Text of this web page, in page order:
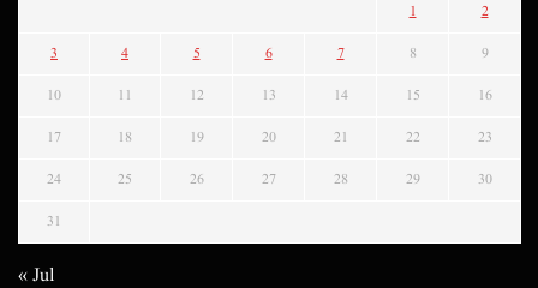
1 2
3 4 5 6 7 8 9
10 11 12 13 14 15 16
17 18 19 20 21 22 23
24 25 26 27 28 29 30
31
« Jul